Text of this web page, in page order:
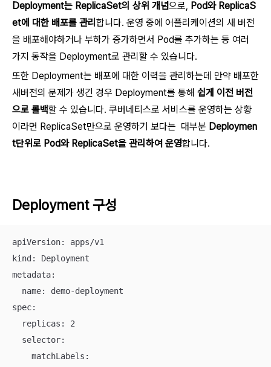
Deployment는 ReplicaSet의 상위 개념으로, Pod와 ReplicaS
et에 대한 배포를 관리 합니다. 운영 중에 어플리케이션의 새 버전
을 배포해야하거나 부하가 증가하면서 Pod를 추가하는 등 여러
가지 동작을 Deployment로 관리할 수 있습니다.
또한 Deployment는 배포에 대한 이력을 관리하는데 만약 배포한
새버전의 문제가 생긴 경우 Deployment를 통해 쉽게 이전 버전
으로 롤백할 수 있습니다. 쿠버네티스로 서비스를 운영하는 상황
이라면 ReplicaSet만으로 운영하기 보다는 대부분 Deploymen
t단위로 Pod와 ReplicaSet을 관리하여 운영합니다.
Deployment 구성
apiVersion: apps/v1
kind: Deployment
metadata:
  name: demo-deployment
spec:
  replicas: 2
  selector:
    matchLabels: